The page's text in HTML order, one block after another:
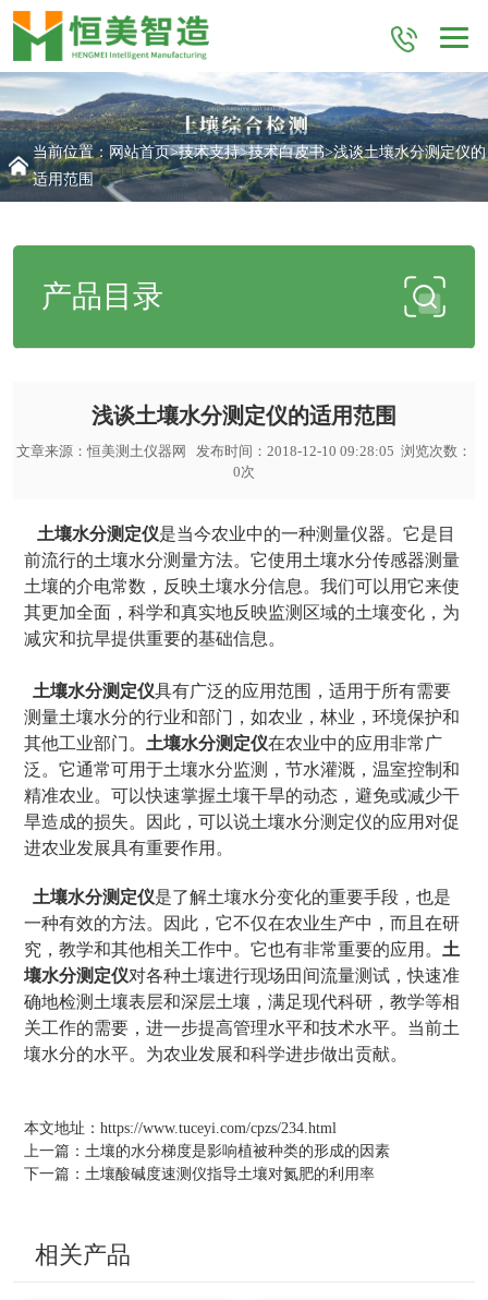
当前位置： 网站首页>技术支持>技术白皮书>浅谈土壤水分测定仪的
适用范围
产品目录
浅谈土壤水分测定仪的适用范围
文章来源： 恒美测土仪器网
发布时间：2018-12-10 09:28:05 浏览次数：
0次
土壤水分测定仪是当今农业中的一种测量仪器。它是目
前流行的土壤水分测量方法。它使用土壤水分传感器测量
土壤的介电常数，反映土壤水分信息。我们可以用它来使
其更加全面，科学和真实地反映监测区域的土壤变化，为
减灾和抗旱提供重要的基础信息。
土壤水分测定仪具有广泛的应用范围，适用于所有需要
测量土壤水分的行业和部门，如农业，林业，环境保护和
其他工业部门。 土壤水分测定仪在农业中的应用非常广
泛。它通常可用于土壤水分监测，节水灌溉，温室控制和
精准农业。可以快速掌握土壤干旱的动态，避免或减少干
旱造成的损失。因此，可以说土壤水分测定仪的应用对促
进农业发展具有重要作用。
土壤水分测定仪是了解土壤水分变化的重要手段，也是
一种有效的方法。因此，它不仅在农业生产中，而且在研
究，教学和其他相关工作中。它也有非常重要的应用。 土
壤水分测定仪对各种土壤进行现场田间流量测试，快速准
确地检测土壤表层和深层土壤，满足现代科研，教学等相
关工作的需要，进一步提高管理水平和技术水平。当前土
壤水分的水平。为农业发展和科学进步做出贡献。
本文地址： https://www.tuceyi.com/cpzs/234.html
上一篇： 土壤的水分梯度是影响植被种类的形成的因素
下一篇： 土壤酸碱度速测仪指导土壤对氮肥的利用率
相关产品